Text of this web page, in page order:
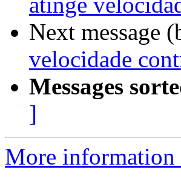
Next message
velocidade
Messages
]
More